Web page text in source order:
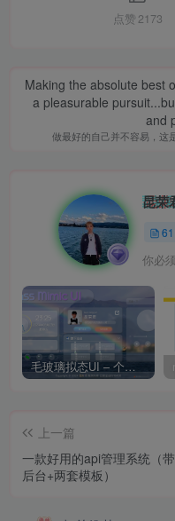
点赞 2173
Making the absolute best
a pleasurable
and
做最好的自己并不容易，这
昆荣
你必
毛玻璃拟态UI – 个人主页（开源版）
上一篇
一款好用的api管理系统（带
后台+两套模板）